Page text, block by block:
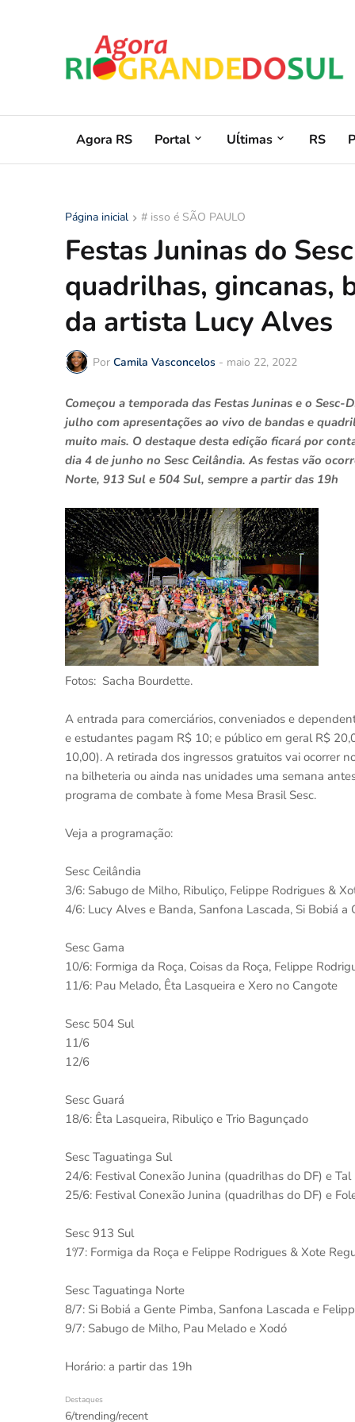
Agora RS Portal Uĺtimas RS
Página inicial # isso é SÃO PAULO
Festas Juninas do
quadrilhas, gincanas,
da artista Lucy Alves
Por Camila Vasconcelos - maio 22, 2022
Começou a temporada das Festas Juninas e o
julho com apresentações ao vivo de bandas e
muito mais. O destaque desta edição ficará por
dia 4 de junho no Sesc Ceilândia. As festas vão
Norte, 913 Sul e 504 Sul, sempre a partir das 19h
Fotos: Sacha Bourdette.
A entrada para comerciários, conveniados e
e estudantes pagam R$ 10; e público em geral R$
10,00). A retirada dos ingressos gratuitos vai ocorrer
na bilheteria ou ainda nas unidades uma semana
programa de combate à fome Mesa Brasil Sesc.
Veja a programação:
Sesc Ceilândia
3/6: Sabugo de Milho, Ribuliço, Felippe Rodrigues &
4/6: Lucy Alves e Banda, Sanfona Lascada, Si Bobiá a
Sesc Gama
10/6: Formiga da Roça, Coisas da Roça, Felippe
11/6: Pau Melado, Êta Lasqueira e Xero no Cangote
Sesc 504 Sul
11/6
12/6
Sesc Guará
18/6: Êta Lasqueira, Ribuliço e Trio Bagunçado
Sesc Taguatinga Sul
24/6: Festival Conexão Junina (quadrilhas do DF) e
25/6: Festival Conexão Junina (quadrilhas do DF) e
Sesc 913 Sul
1º/7: Formiga da Roça e Felippe Rodrigues & Xote
Sesc Taguatinga Norte
8/7: Si Bobiá a Gente Pimba, Sanfona Lascada e
9/7: Sabugo de Milho, Pau Melado e Xodó
Horário: a partir das 19h
Destaques
6/trending/recent